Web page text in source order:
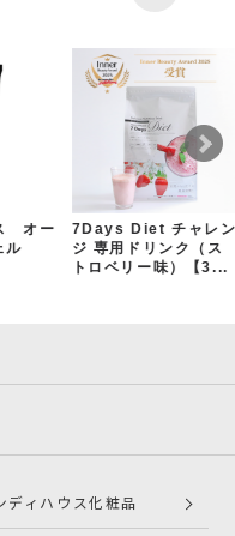
オー
ル
7Days Diet チャレ
ジ 専用ドリンク（ス
トロベリー味）【3...
ディハウス化粧品